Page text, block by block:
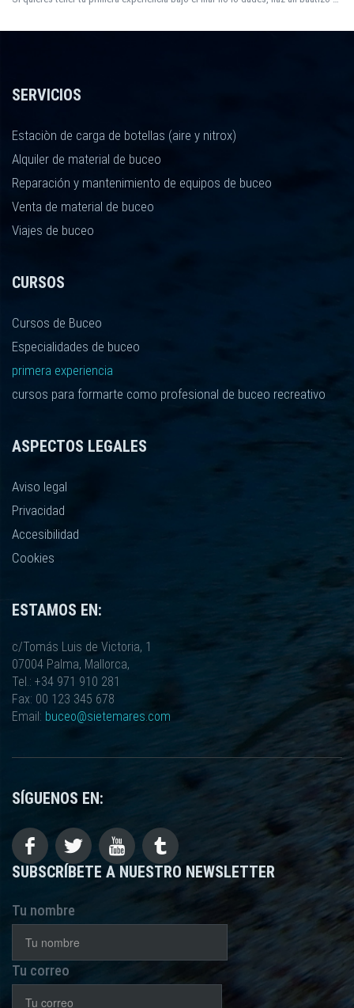
SERVICIOS
Estaciòn de carga de botellas (aire y nitrox)
Alquiler de material de buceo
Reparación y mantenimiento de equipos de buceo
Venta de material de buceo
Viajes de buceo
CURSOS
Cursos de Buceo
Especialidades de buceo
primera experiencia
cursos para formarte como profesional de buceo recreativo
ASPECTOS LEGALES
Aviso legal
Privacidad
Accesibilidad
Cookies
ESTAMOS EN:
c/Tomás Luis de Victoria, 1
07004 Palma, Mallorca,
Tel.: +34 971 910 281
Fax: 00 123 345 678
Email: buceo@sietemares.com
SÍGUENOS EN:
SUBSCRÍBETE A NUESTRO NEWSLETTER
Tu nombre
Tu correo